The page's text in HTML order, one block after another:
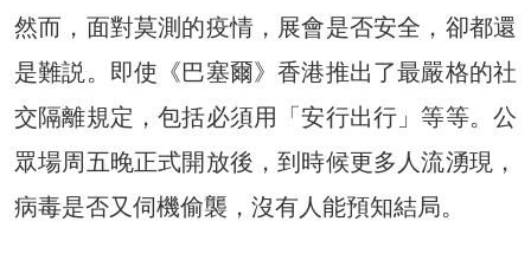
然而，面對莫測的疫情，展會是否安全，卻都還
是難説。即使《巴塞爾》香港推出了最嚴格的社
交隔離規定，包括必須用「安行出行」等等。公
眾場周五晚正式開放後，到時候更多人流湧現，
病毒是否又伺機偷襲，沒有人能預知結局。